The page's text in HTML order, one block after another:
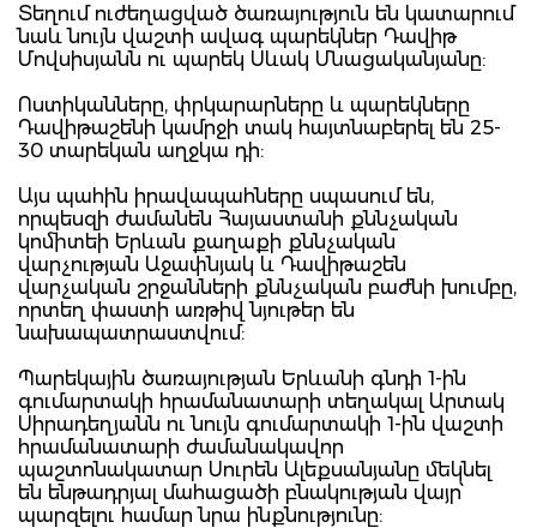
Տեղում ուժեղացված ծառայություն են կատարում
նաև նույն վաշտի ավագ պարեկներ Դավիթ
Մովսիսյանն ու պարեկ Սևակ Մնացականյանը:
Ոստիկանները, փրկարարները և պարեկները
Դավիթաշենի կամրջի տակ հայտնաբերել են 25-
30 տարեկան աղջկա դի:
Այս պահին իրավապահները սպասում են,
որպեսզի ժամանեն Հայաստանի քննչական
կոմիտեի Երևան քաղաքի քննչական
վարչության Աջափնյակ և Դավիթաշեն
վարչական շրջանների քննչական բաժնի խումբը,
որտեղ փաստի առթիվ նյութեր են
նախապատրաստվում:
Պարեկային ծառայության Երևանի գնդի 1-ին
գումարտակի հրամանատարի տեղակալ Արտակ
Սիրադեղյանն ու նույն գումարտակի 1-ին վաշտի
հրամանատարի ժամանակավոր
պաշտոնակատար Սուրեն Ալեքսանյանը մեկնել
են ենթադրյալ մահացածի բնակության վայր՝
պարզելու համար նրա ինքնությունը: